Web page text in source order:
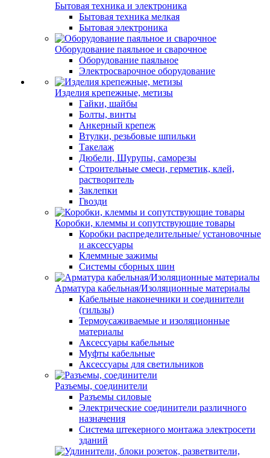
Бытовая техника и электроника
Бытовая техника мелкая
Бытовая электроника
Оборудование паяльное и сварочное
Оборудование паяльное
Электросварочное оборудование
Изделия крепежные, метизы
Гайки, шайбы
Болты, винты
Анкерный крепеж
Втулки, резьбовые шпильки
Такелаж
Дюбели, Шурупы, саморезы
Строительные смеси, герметик, клей,
растворитель
Заклепки
Гвозди
Коробки, клеммы и сопутствующие товары
Коробки распределительные/ установочные
и аксессуары
Клеммные зажимы
Системы сборных шин
Арматура кабельная/Изоляционные материалы
Кабельные наконечники и соединители
(гильзы)
Термоусаживаемые и изоляционные
материалы
Аксессуары кабельные
Муфты кабельные
Аксессуары для светильников
Разъемы, соединители
Разъемы силовые
Электрические соединители различного
назначения
Система штекерного монтажа электросети
зданий